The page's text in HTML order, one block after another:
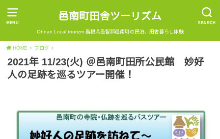
MENU SEARCH
邑南町田舎ツーリズム
Ohnan Local tourizm 島根県邑智郡邑南町の民泊、田舎暮らし体験
HOME ブログ
2021年 11/23(火) ＠邑南町田所公民館 妙好
人の足跡を巡るツアー開催！